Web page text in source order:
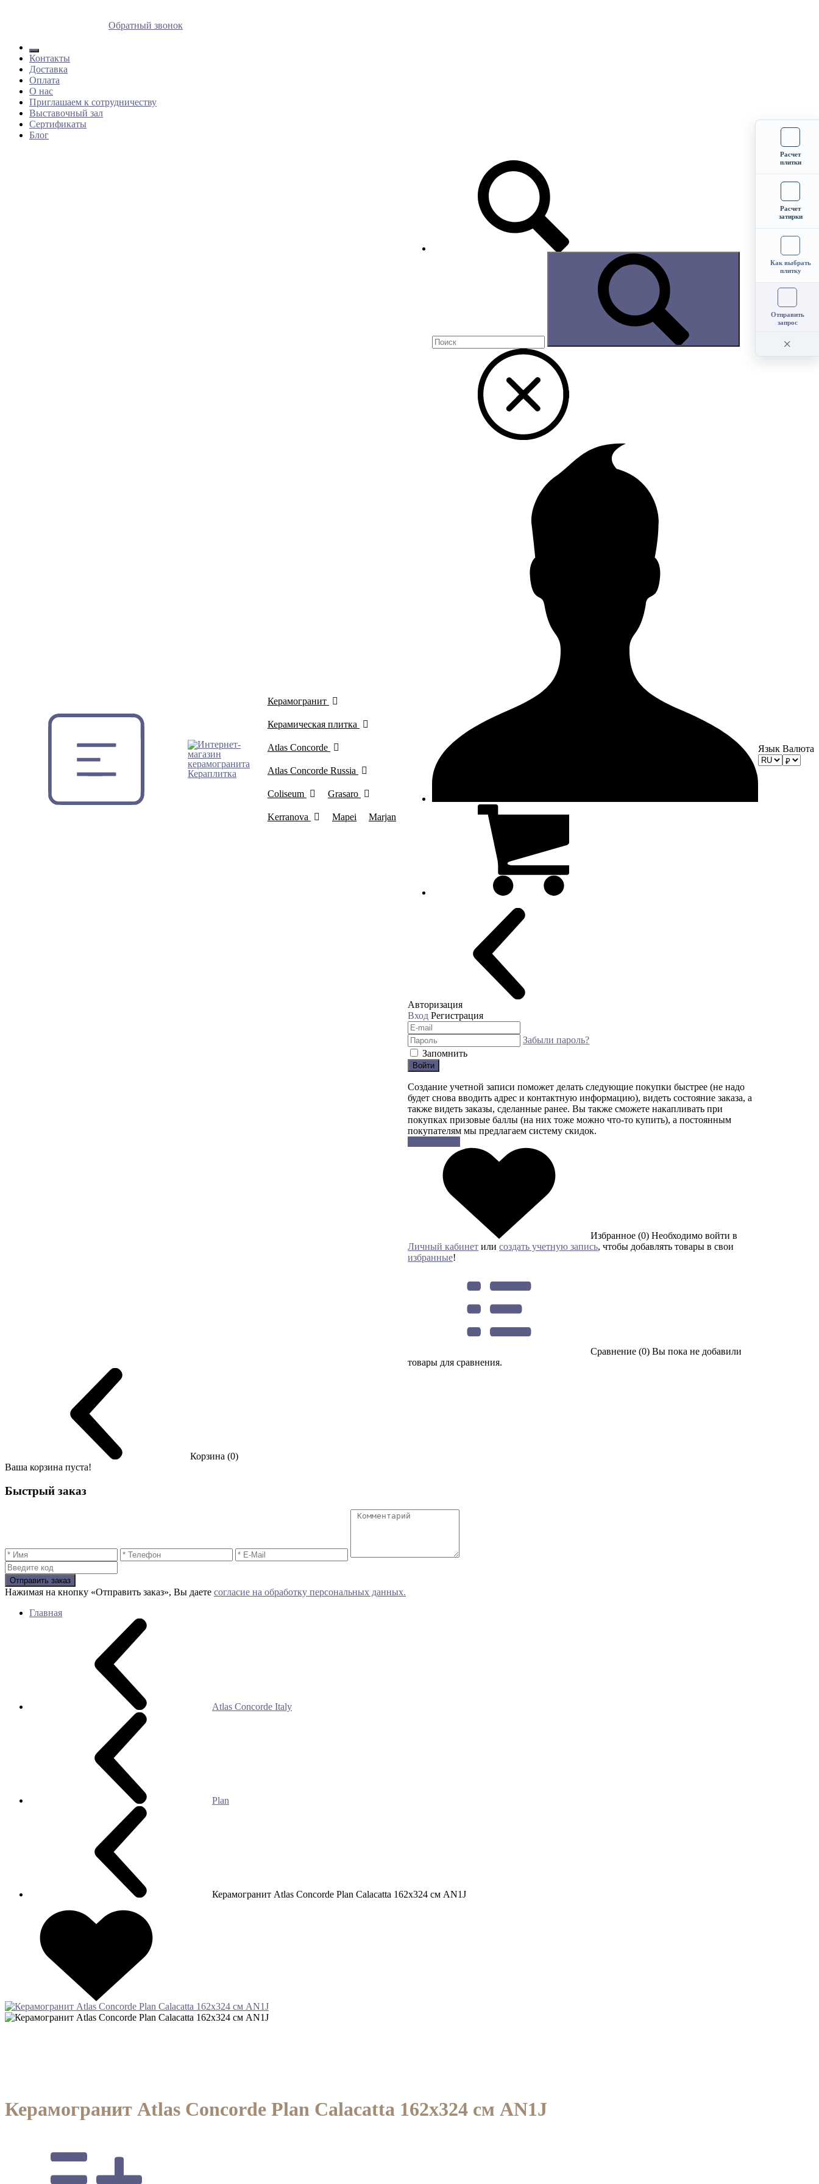
Обратный звонок
Контакты
Доставка
Оплата
О нас
Приглашаем к сотрудничеству
Выставочный зал
Сертификаты
Блог
Керамогранит
Керамическая плитка
Atlas Concorde
Atlas Concorde Russia
Coliseum Grasaro
Kerranova Mapei Marjan
Авторизация
Вход Регистрация
Забыли пароль?
Запомнить
Войти
Создание учетной записи поможет делать следующие покупки быстрее (не надо
будет снова вводить адрес и контактную информацию), видеть состояние заказа, а
также видеть заказы, сделанные ранее. Вы также сможете накапливать при
покупках призовые баллы (на них тоже можно что-то купить), а постоянным
покупателям мы предлагаем систему скидок.
Избранное (0)Необходимо войти в
Личный кабинет илисоздать учетную запись, чтобы добавлять товары в свои
избранные!
Сравнение (0)Вы пока не добавили
товары для сравнения.
Язык Валюта
Корзина (0)
Ваша корзина пуста!
Быстрый заказ
Отправить заказ
Нажимая на кнопку «Отправить заказ», Вы даете согласие на обработку персональных данных.
Главная
Atlas Concorde Italy
Plan
Керамогранит Atlas Concorde Plan Calacatta 162x324 см AN1J
Керамогранит Atlas Concorde Plan Calacatta 162x324 см AN1J
Расчет
плитки
Расчет
затирки
Как выбрать
плитку
Отправить
запрос
×